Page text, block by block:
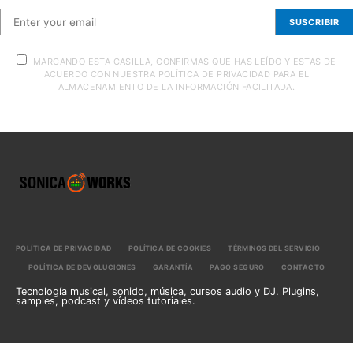
SUSCRIBIR
MARCANDO ESTA CASILLA, CONFIRMAS QUE HAS LEÍDO Y ESTAS DE
ACUERDO CON NUESTRA POLÍTICA DE PRIVACIDAD PARA EL
ALMACENAMIENTO DE LA INFORMACIÓN FACILITADA.
POLÍTICA DE PRIVACIDAD POLÍTICA DE COOKIES TÉRMINOS DEL SERVICIO
POLÍTICA DE DEVOLUCIONES GARANTÍA PAGO SEGURO CONTACTO
Tecnología musical, sonido, música, cursos audio y DJ. Plugins,
samples, podcast y vídeos tutoriales.